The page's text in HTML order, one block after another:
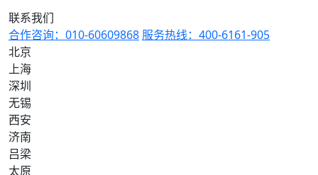
照片直播 - 无序列表2025汽车行业
数智创新与发展论坛暨中央汽车企业
数字化转型协同创新平台年会 ###
PART 04 ### 美妆、美业篇 **▪
2025第二届GBC全球美妆大会暨美
妆头条产业年会** 12月26日，
“2025第二届GBC全球美妆大会暨美
妆头条产业年会”在广州白云国际会
议中心越秀万豪酒店隆重召开。大会
以“精进力，驱动未来”为主题，汇聚
产业链上下游企业、品牌创始人、研
发专家及行业智库等近千名嘉宾，共
联系我们
合作咨询：010-60609868 服务热线：400-6161-905
北京
上海
深圳
无锡
西安
济南
吕梁
太原